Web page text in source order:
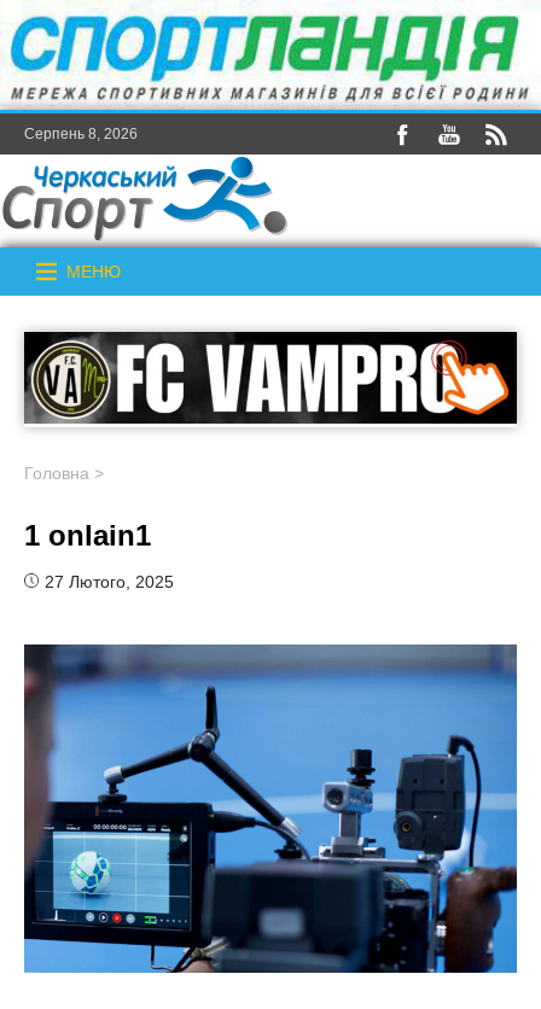
Серпень 8, 2026
МЕНЮ
Головна >
1 onlain1
27 Лютого, 2025